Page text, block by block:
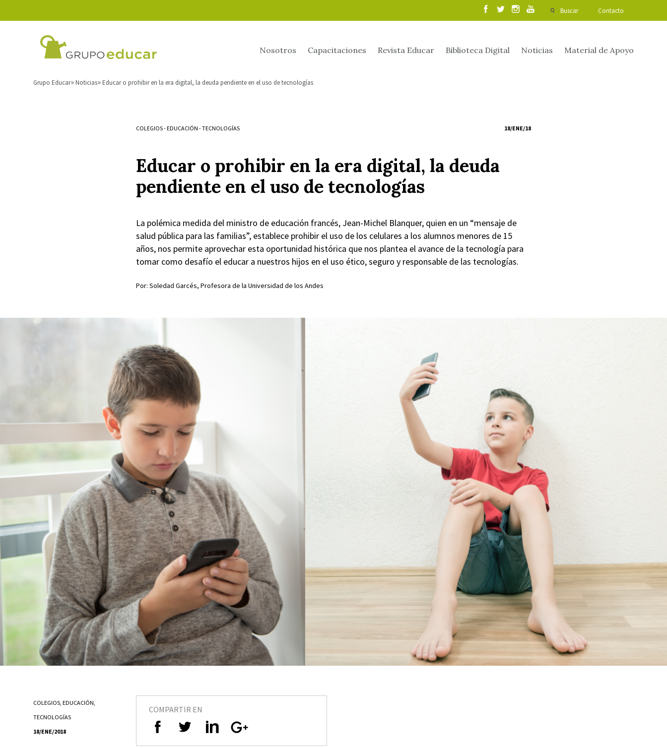
Buscar Contacto
Nosotros Capacitaciones Revista Educar Biblioteca Digital Noticias Material de Apoyo
Grupo Educar Noticias Educar o prohibir en la era digital, la deuda pendiente en el uso de tecnologías
COLEGIOS-EDUCACIÓN -TECNOLOGÍAS 18/ENE/18
Educar o prohibir en la era digital, la deuda
pendiente en el uso de tecnologías
La polémica medida del ministro de educación francés, Jean-Michel Blanquer, quien en un “mensaje de
salud pública para las familias”, establece prohibir el uso de los celulares a los alumnos menores de 15
años, nos permite aprovechar esta oportunidad histórica que nos plantea el avance de la tecnología para
tomar como desafío el educar a nuestros hijos en el uso ético, seguro y responsable de las tecnologías.
Por: Soledad Garcés, Profesora de la Universidad de los Andes
COLEGIOS, EDUCACIÓN,
TECNOLOGÍAS
18/ENE/2018
COMPARTIR EN